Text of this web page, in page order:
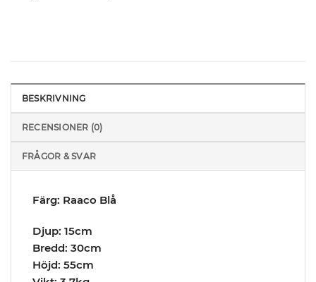
BESKRIVNING
RECENSIONER (0)
FRÅGOR & SVAR
Färg: Raaco Blå
Djup: 15cm
Bredd: 30cm
Höjd: 55cm